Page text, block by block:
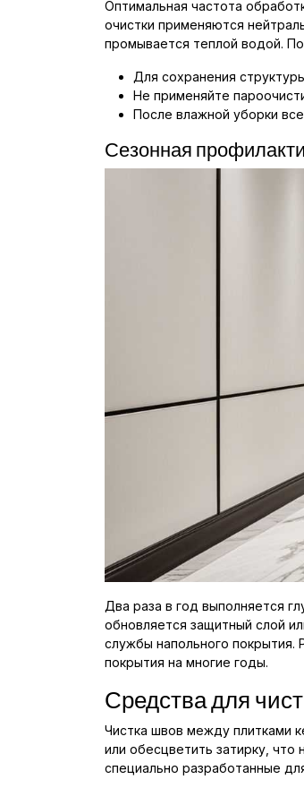
Оптимальная частота
очистки применяются
промывается теплой водой.
Для сохранения
Не применяйте
После влажной уборки
Сезонная
Два раза в год выполняется
обновляется защитный слой
службы напольного покрытия.
покрытия на многие годы.
Средства для
Чистка швов между плитками
или обесцветить затирку, что
специально разработанные